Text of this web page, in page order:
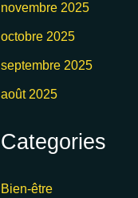
novembre 2025
octobre 2025
septembre 2025
août 2025
Categories
Bien-être